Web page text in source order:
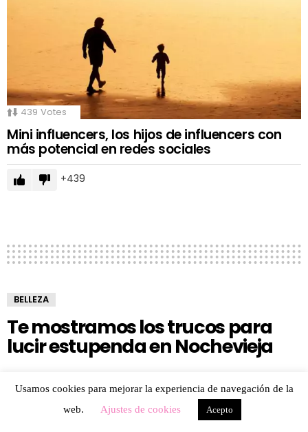
439 Votes
Mini influencers, los hijos de influencers con
más potencial en redes sociales
439
BELLEZA
Te mostramos los trucos para
lucir estupenda en Nochevieja
Views Votes
Usamos cookies para mejorar la experiencia de navegación de la
web.
Ajustes de cookies Acepto